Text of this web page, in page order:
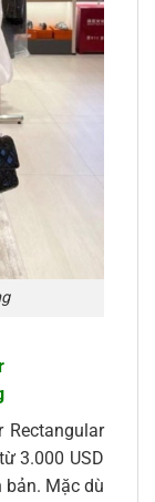
Rectangular
3.000 USD
bản. Mặc dù